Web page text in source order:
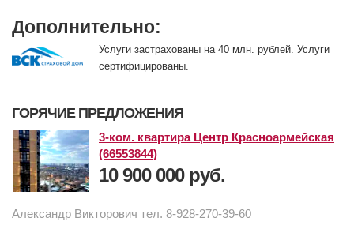
Дополнительно:
Услуги застрахованы на 40 млн. рублей. Услуги
сертифицированы.
ГОРЯЧИЕ ПРЕДЛОЖЕНИЯ
3-ком. квартира Центр Красноармейская
(66553844)
10 900 000 руб.
Александр Викторович тел. 8-928-270-39-60